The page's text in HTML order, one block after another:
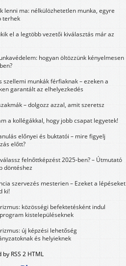
lenni ma: nélkülözhetetlen munka, egyre
terhek
el a legtöbb vezetői kiválasztás már az
hogyan öltözzünk kényelmesen
szellemi munkák férfiaknak – ezeken a
garantált az elhelyezkedés
– dolgozz azzal, amit szeretsz
a kollégákkal, hogy jobb csapat legyetek!
előnyei és buktatói – mire figyelj
előtt?
felnőttképzést 2025-ben? – Útmutató
döntéshez
szervezés mesterien – Ezeket a lépéseket
ki!
közösségi befektetésként indul
kistelepüléseknek
új képzési lehetőség
és helyieknek
by RSS 2 HTML